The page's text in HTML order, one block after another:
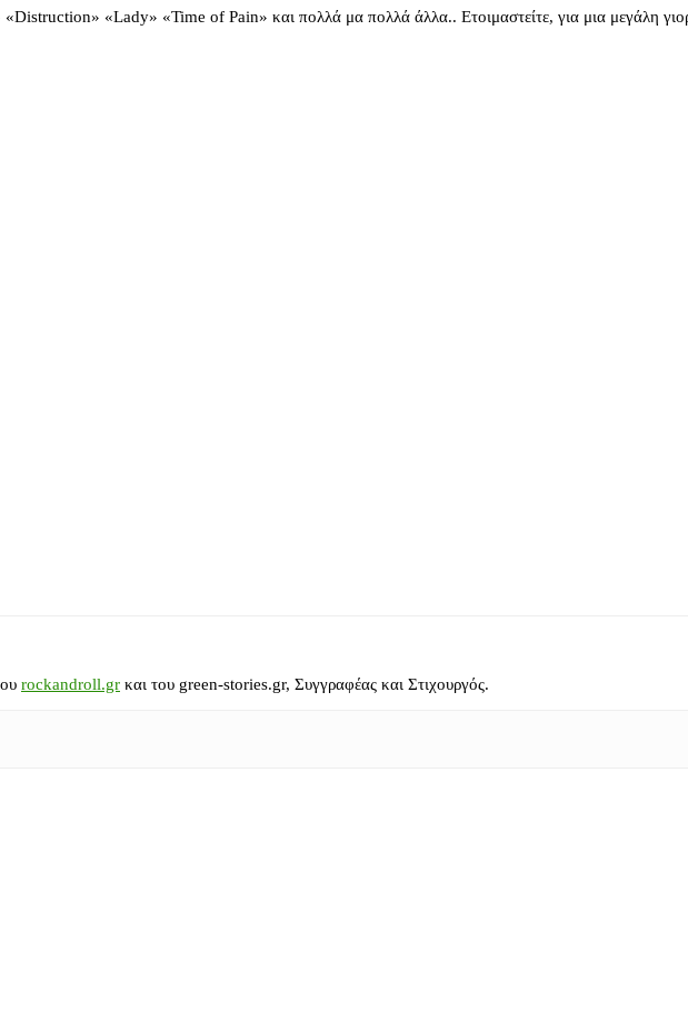
«Lady» «Time of Pain» και πολλά μα πολλά άλλα.. Ετοιμαστείτε, για μια μεγάλη
rockandroll.gr και του green-stories.gr, Συγγραφέας και Στιχουργός.